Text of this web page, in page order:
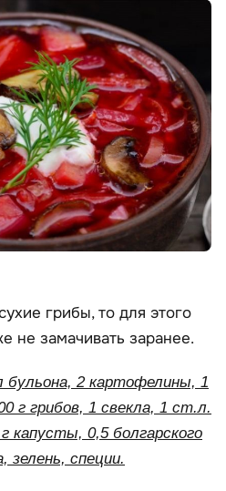
грибы, то для этого
не замачивать заранее.
бульона, 2 картофелины, 1
г грибов, 1 свекла, 1 ст.л.
0,5 болгарского
зелень, специи.